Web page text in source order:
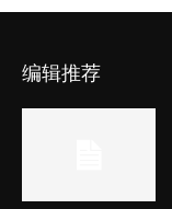
编辑推荐